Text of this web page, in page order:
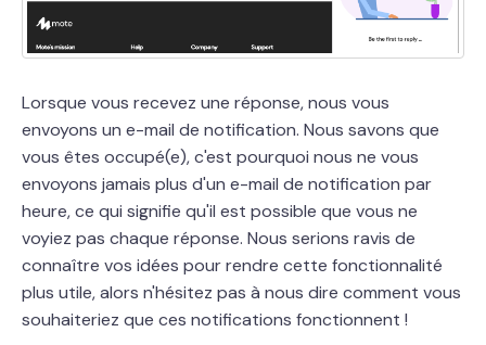
Lorsque vous recevez une réponse, nous vous
envoyons un e-mail de notification. Nous savons que
vous êtes occupé(e), c'est pourquoi nous ne vous
envoyons jamais plus d'un e-mail de notification par
heure, ce qui signifie qu'il est possible que vous ne
voyiez pas chaque réponse. Nous serions ravis de
connaître vos idées pour rendre cette fonctionnalité
plus utile, alors n'hésitez pas à nous dire comment vous
souhaiteriez que ces notifications fonctionnent !